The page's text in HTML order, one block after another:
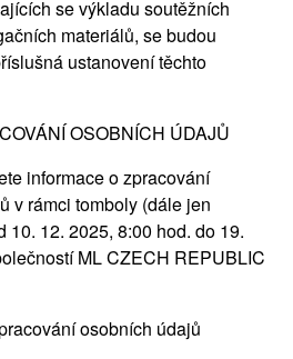
se výkladu soutěžních
materiálů, se budou
ustanovení těchto
OSOBNÍCH ÚDAJŮ
informace o zpracování
v rámci tomboly (dále jen
10. 12. 2025, 8:00 hod. do 19.
ML CZECH REPUBLIC
osobních údajů